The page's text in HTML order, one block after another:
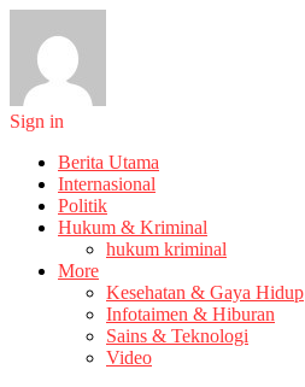
Sign in
Berita Utama
Internasional
Politik
Hukum & Kriminal
hukum kriminal
More
Kesehatan & Gaya Hidup
Infotaimen & Hiburan
Sains & Teknologi
Video